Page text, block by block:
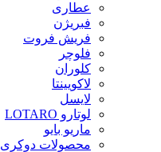
عطاری
فبریژن
فریش فروت
فلوچر
کلوران
لاکویینتا
لایسل
لوتارو LOTARO
ماریو بایو
محصولات دوکری